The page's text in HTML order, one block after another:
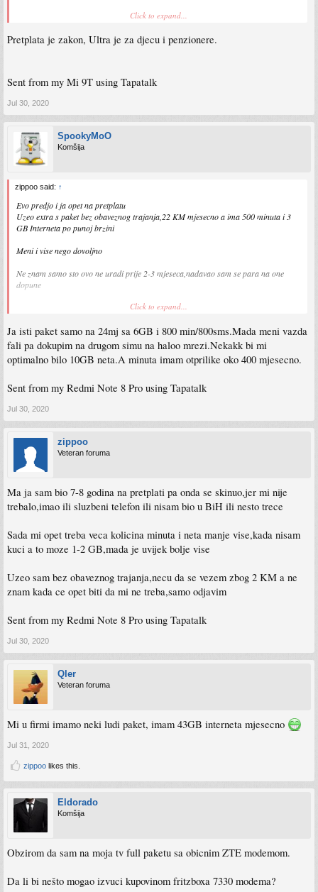
Sent from my Redmi Note 8 Pro using Tapatalk
Click to expand...
Pretplata je zakon, Ultra je za djecu i penzionere.
Sent from my Mi 9T using Tapatalk
Jul 30, 2020
SpookyMoO
Komšija
zippoo said: ↑
Evo predjo i ja opet na pretplatu
Uzeo extra s paket bez obaveznog trajanja,22 KM mjesecno a ima 500 minuta i 3
GB Interneta po punoj brzini
Meni i vise nego dovoljno
Ne znam samo sto ovo ne uradi prije 2-3 mjeseca,nadavao sam se para na one
dopune
Sent from my Redmi Note 8 Pro using Tapatalk
Click to expand...
Ja isti paket samo na 24mj sa 6GB i 800 min/800sms.Mada meni vazda
fali pa dokupim na drugom simu na haloo mrezi.Nekakk bi mi
optimalno bilo 10GB neta.A minuta imam otprilike oko 400 mjesecno.
Sent from my Redmi Note 8 Pro using Tapatalk
Jul 30, 2020
zippoo
Veteran foruma
Ma ja sam bio 7-8 godina na pretplati pa onda se skinuo,jer mi nije
trebalo,imao ili sluzbeni telefon ili nisam bio u BiH ili nesto trece
Sada mi opet treba veca kolicina minuta i neta manje vise,kada nisam
kuci a to moze 1-2 GB,mada je uvijek bolje vise
Uzeo sam bez obaveznog trajanja,necu da se vezem zbog 2 KM a ne
znam kada ce opet biti da mi ne treba,samo odjavim
Sent from my Redmi Note 8 Pro using Tapatalk
Jul 30, 2020
Qler
Veteran foruma
Mi u firmi imamo neki ludi paket, imam 43GB interneta mjesecno
Jul 31, 2020
zippoo likes this.
Eldorado
Komšija
Obzirom da sam na moja tv full paketu sa obicnim ZTE modemom.
Da li bi nešto mogao izvuci kupovinom fritzboxa 7330 modema?